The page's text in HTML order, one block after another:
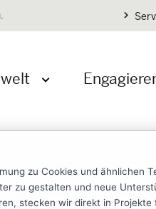
zu Cookies und ähnlichen
zu gestalten und neue
stecken wir direkt in Projekte
Materialien Übersicht
Spendende